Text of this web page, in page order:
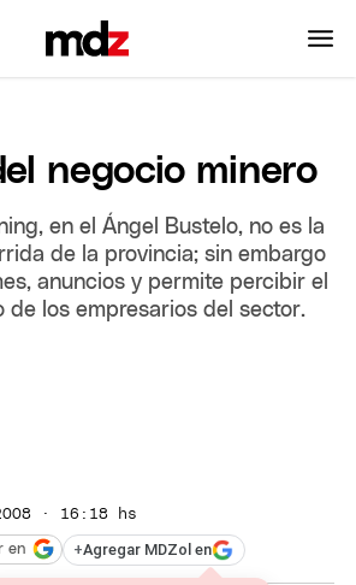
negocio minero
en el Ángel Bustelo, no es la
de la provincia; sin embargo
anuncios y permite percibir el
de los empresarios del sector.
· 16:18 hs
+Agregar MDZol en
en